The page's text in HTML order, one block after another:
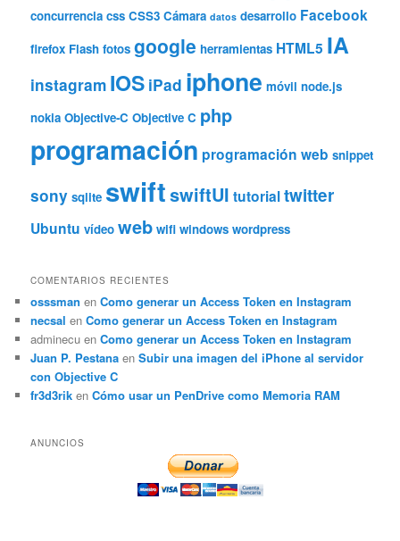
concurrencia css CSS3 Cámara datos desarrollo Facebook
firefox Flash fotos google herramientas HTML5 IA
instagram IOS iPad iphone móvil node.js
nokia Objective-C Objective C php
programación programación web snippet
sony sqlite swiftswiftUI tutorialtwitter
Ubuntu vídeo web wifi windows wordpress
COMENTARIOS RECIENTES
osssman enComo generar un Access Token en Instagram
necsal enComo generar un Access Token en Instagram
adminecu enComo generar un Access Token en Instagram
Juan P. Pestana enSubir una imagen del iPhone al servidor
con Objective C
fr3d3rik enCómo usar un PenDrive como Memoria RAM
ANUNCIOS